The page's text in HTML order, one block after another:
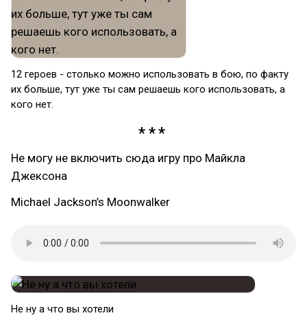
12 героев - столько можно использовать в бою, по факту
их больше, тут уже ты сам решаешь кого использовать, а
кого нет.
Не могу не включить сюда игру про Майкла
Джексона
Michael Jackson’s Moonwalker
Не ну а что вы хотели